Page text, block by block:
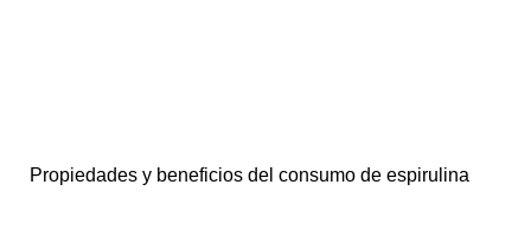
Propiedades y beneficios del consumo de espirulina